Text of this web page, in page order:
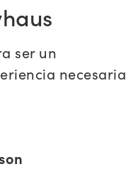
ser un
necesaria